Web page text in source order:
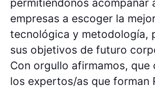
permitiéndonos acompañar
empresas a escoger la
tecnológica y metodología,
sus objetivos de futuro
Con orgullo afirmamos, que
los expertos/as que forman